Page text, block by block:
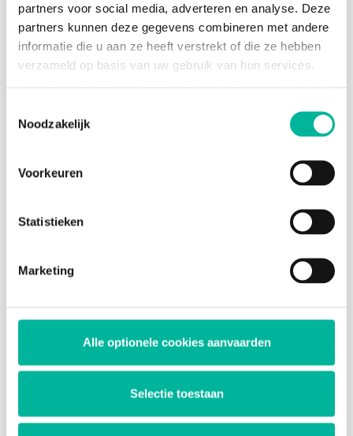
partners voor social media, adverteren en analyse. Deze
partners kunnen deze gegevens combineren met andere
informatie die u aan ze heeft verstrekt of die ze hebben
verzameld op basis van uw gebruik van hun services.
functioneren van de website en kunnen niet worden
geweigerd; hierover bestaat enkel een informatieplicht. U
cookies op elk moment intrekken via de consent
Noodzakelijk
Voorkeuren
Statistieken
Marketing
Alle optionele cookies aanvaarden
Selectie toestaan
Online betalingen activeren
Uitgestelde betalingen & voorschotten
activeren
Bevestigingsbericht instellen
Template aanmaken
Over inschrijvingen verwerken
Verwerkactie instellingen
Formulier publiceren
Beschikbaarheid formulier
Formulier delen